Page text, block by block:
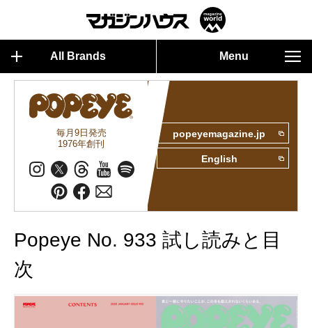
All Brands Menu
毎月9日発売
1976年創刊
popeyemagazine.jp
English
Popeye No. 933 試し読みと目
次